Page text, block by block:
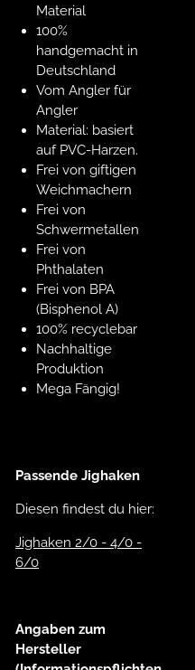
Material
100%
handgemacht in
Deutschland
Vom Angler für
Angler
Material: basiert
auf PVC-Harzen.
Frei von giftigen
Weichmachern
Frei von
Schwermetallen
Frei von
Phthalaten
Frei von BPA
(Bisphenol A)
100% recyclebar
Nachhaltige
Produktion
Mega Fängig!
Passende Jighaken
Diesen findest du hier:
Jighaken 2/0 - 4/0 -
6/0
Angaben zum
Hersteller